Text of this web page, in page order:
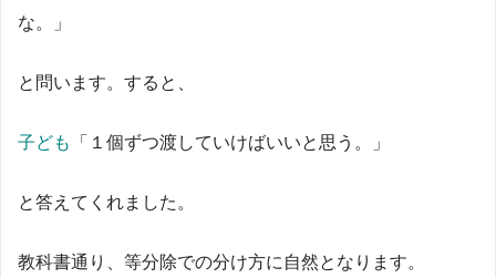
な。」
と問います。すると、
子ども 「１個ずつ渡していけばいいと思う。」
と答えてくれました。
教科書通り、等分除での分け方に自然となります。